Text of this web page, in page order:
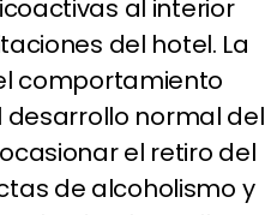
al interior
del hotel. La
comportamiento
desarrollo normal del
el retiro del
de alcoholismo y